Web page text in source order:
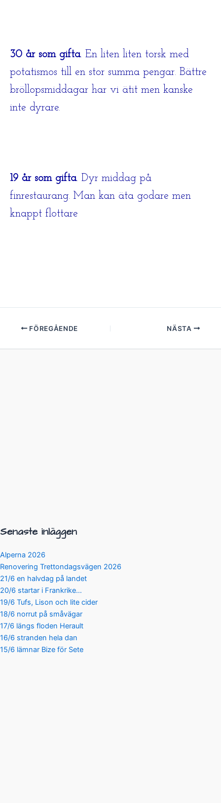
30 år som gifta. En liten liten torsk med
potatismos till en stor summa pengar. Bättre
bröllopsmiddagar har vi ätit men kanske
inte dyrare.
19 år som gifta. Dyr middag på
finrestaurang. Man kan äta godare men
knappt flottare
FÖREGÅENDE NÄSTA
Senaste inläggen
Alperna 2026
Renovering Trettondagsvägen 2026
21/6 en halvdag på landet
20/6 startar i Frankrike…
19/6 Tufs, Lison och lite cider
18/6 norrut på småvägar
17/6 längs floden Herault
16/6 stranden hela dan
15/6 lämnar Bize för Sete